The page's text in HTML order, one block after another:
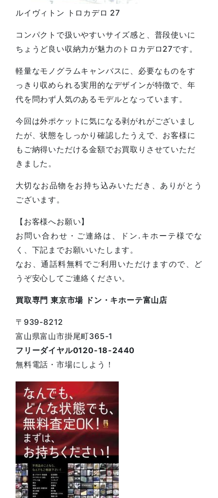
ルイヴィトン トロカデロ 27
コンパクトで扱いやすいサイズ感と、普段使いに
ちょうど良い収納力が魅力のトロカデロ27です。
軽量なモノグラムキャンバスに、必要なものをす
っきり収められる実用的なデザインが特徴で、年
代を問わず人気のあるモデルとなっています。
今回は外ポケットに気になる剥がれがございまし
たが、状態をしっかり確認したうえで、お客様に
もご納得いただける金額でお買取りさせていただ
きました。
大切なお品物をお持ち込みいただき、ありがとう
ございます。
【お客様へお願い】
お問い合わせ・ご連絡は、ドン.キホーテ様でな
く、下記までお願いいたします。
なお、通話料無料でご利用いただけますので、ど
うぞ安心してご連絡ください。
買取専門 東京市場 ドン・キホーテ富山店
〒939-8212
富山県富山市掛尾町365-1
フリーダイヤル0120-18-2440
無料電話・市場にしよう！